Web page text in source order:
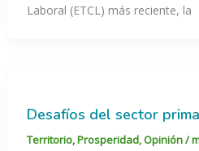
Laboral (ETCL) más reciente, la
Desafíos del sector
Territorio,Prosperidad,Opinión/